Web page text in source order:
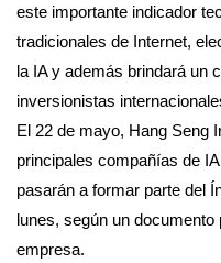
este importante indicador
tradicionales de Internet,
la IA y además brindará un
inversionistas
El 22 de mayo, Hang Seng
principales compañías de
pasarán a formar parte del
lunes, según un
empresa.